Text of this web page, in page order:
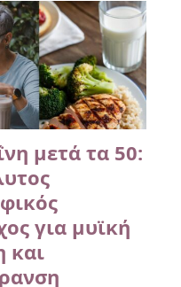
μετά τα 50:
για μυϊκή
και